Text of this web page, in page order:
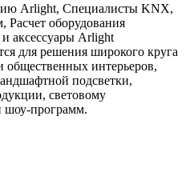
Arlight, Специалисты KNX,
, Расчет оборудования
аксессуары Arlight
для решения широкого круга
интерьеров,
подсветки,
световому
шоу-программ.